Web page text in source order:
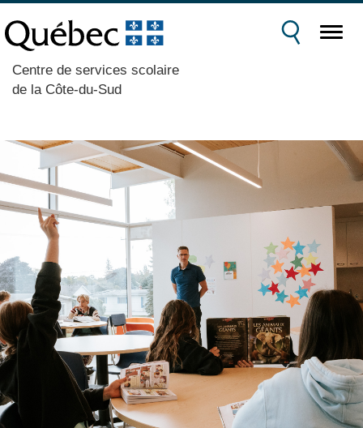
Centre de services scolaire
de la Côte-du-Sud